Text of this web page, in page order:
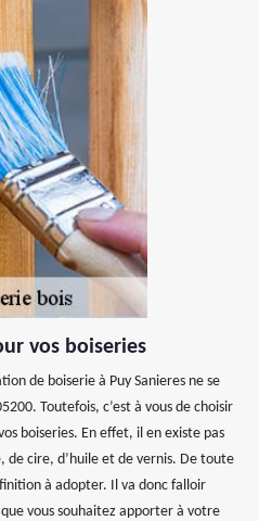
vos boiseries
de boiserie à Puy Sanieres ne se
Toutefois, c’est à vous de choisir
boiseries. En effet, il en existe pas
de cire, d’huile et de vernis. De toute
à adopter. Il va donc falloir
vous souhaitez apporter à votre